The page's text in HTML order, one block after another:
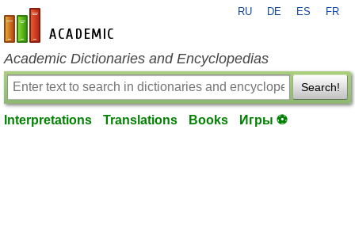
en-academic.com
RU DE ES FR
Academic Dictionaries and Encyclopedias
Search!
Interpretations Translations Books Игры ⚽